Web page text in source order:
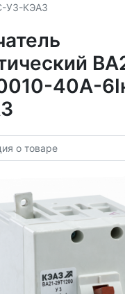
У3-КЭАЗ
40А-
о товаре